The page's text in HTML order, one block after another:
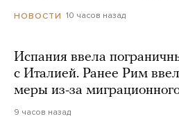
НОВОСТИ 10 часов назад
Испания ввела
с Италией. Ранее Рим
меры из-за
9 часов назад